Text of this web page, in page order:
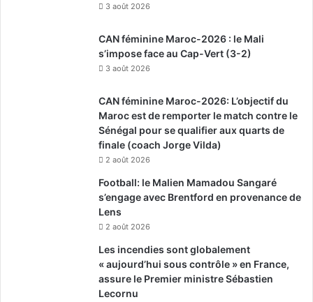
3 août 2026
CAN féminine Maroc-2026 : le Mali
s’impose face au Cap-Vert (3-2)
3 août 2026
CAN féminine Maroc-2026: L’objectif du
Maroc est de remporter le match contre le
Sénégal pour se qualifier aux quarts de
finale (coach Jorge Vilda)
2 août 2026
Football: le Malien Mamadou Sangaré
s’engage avec Brentford en provenance de
Lens
2 août 2026
Les incendies sont globalement
« aujourd’hui sous contrôle » en France,
assure le Premier ministre Sébastien
Lecornu